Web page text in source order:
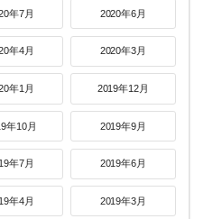
年7月 2020年6月
年4月 2020年3月
年1月 2019年12月
年10月 2019年9月
年7月 2019年6月
年4月 2019年3月